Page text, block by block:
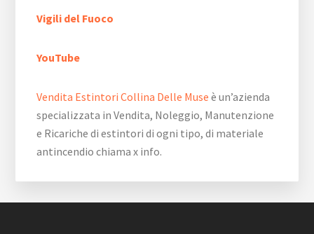
Vigili del Fuoco
YouTube
Vendita Estintori Collina Delle Muse è un’azienda
specializzata in Vendita, Noleggio, Manutenzione
e Ricariche di estintori di ogni tipo, di materiale
antincendio chiama x info.